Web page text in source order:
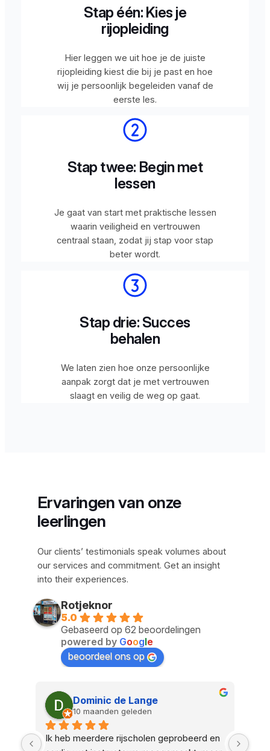
Stap één: Kies je
rijopleiding
Hier leggen we uit hoe je de juiste
rijopleiding kiest die bij je past en hoe
wij je persoonlijk begeleiden vanaf de
eerste les.
Stap twee: Begin met
lessen
Je gaat van start met praktische lessen
waarin veiligheid en vertrouwen
centraal staan, zodat jij stap voor stap
beter wordt.
Stap drie: Succes
behalen
We laten zien hoe onze persoonlijke
aanpak zorgt dat je met vertrouwen
slaagt en veilig de weg op gaat.
Ervaringen van onze
leerlingen
Our clients’ testimonials speak volumes about
our services and commitment. Get an insight
into their experiences.
Rotjeknor
5.0
Gebaseerd op 62 beoordelingen
powered by Google
beoordeel ons op
joost dingemans
vorig jaar
Les genomen bij Pasha van Rijbewijsje